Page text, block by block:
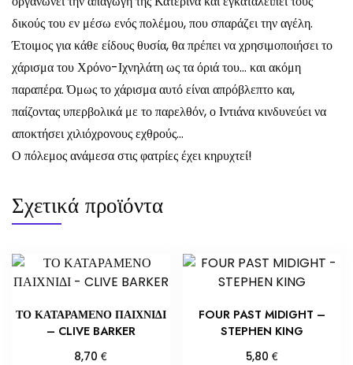
δικούς του εν μέσω ενός πολέμου, που σπαράζει την αγέλη.
Έτοιμος για κάθε είδους θυσία, θα πρέπει να χρησιμοποιήσει το
χάρισμα του Χρόνο-Ιχνηλάτη ως τα όριά του… και ακόμη
παραπέρα. Όμως το χάρισμα αυτό είναι απρόβλεπτο και,
παίζοντας υπερβολικά με το παρελθόν, ο Ιντιάνα κινδυνεύει να
αποκτήσει χιλιόχρονους εχθρούς…
Ο πόλεμος ανάμεσα στις φατρίες έχει κηρυχτεί!
Σχετικά προϊόντα
ΤΟ ΚΑΤΑΡΑΜΕΝΟ ΠΑΙΧΝΙΔΙ
– CLIVE BARKER
8,70€
FOUR PAST MIDIGHT –
STEPHEN KING
5,80€